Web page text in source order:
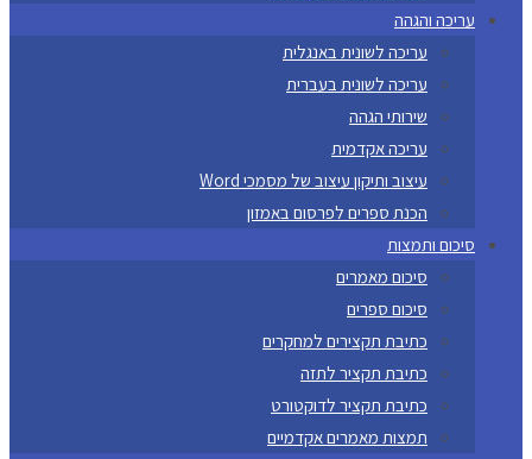
עריכה והגהה
עריכה לשונית באנגלית
עריכה לשונית בעברית
שירותי הגהה
עריכה אקדמית
עיצוב ותיקון עיצוב של מסמכי Word
הכנת ספרים לפרסום באמזון
סיכום ותמצות
סיכום מאמרים
סיכום ספרים
כתיבת תקצירים למחקרים
כתיבת תקציר לתזה
כתיבת תקציר לדוקטורט
תמצות מאמרים אקדמיים